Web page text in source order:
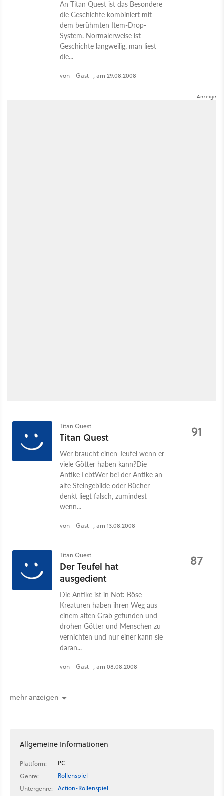
An Titan Quest ist das Besondere
die Geschichte kombiniert mit
dem berühmten Item-Drop-
System. Normalerweise ist
Geschichte langweilig, man liest
die...
von - Gast -, am 29.08.2008
Titan Quest
Titan Quest
Wer braucht einen Teufel wenn er
viele Götter haben kann?Die
Antike LebtWer bei der Antike an
alte Steingebilde oder Bücher
denkt liegt falsch, zumindest
wenn...
von - Gast -, am 13.08.2008
91
Titan Quest
Der Teufel hat
ausgedient
Die Antike ist in Not: Böse
Kreaturen haben ihren Weg aus
einem alten Grab gefunden und
drohen Götter und Menschen zu
vernichten und nur einer kann sie
daran...
von - Gast -, am 08.08.2008
87
mehr anzeigen
Allgemeine Informationen
Plattform:
PC
Genre:
Rollenspiel
Untergenre:
Action-Rollenspiel